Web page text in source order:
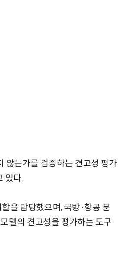
않는가를 검증하는 견고성 평가
있다.
을 담당했으며, 국방·항공 분
델의 견고성을 평가하는 도구